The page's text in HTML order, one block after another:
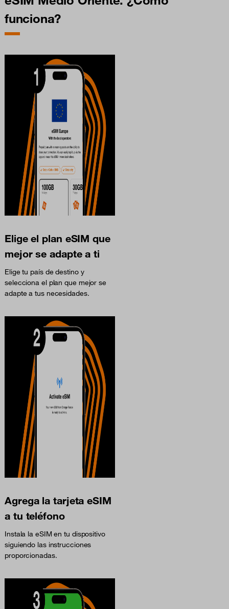
funciona?
Elige el plan eSIM que
mejor se adapte a ti
Elige tu país de destino y
selecciona el plan que mejor se
adapte a tus necesidades.
Agrega la tarjeta eSIM
a tu teléfono
Instala la eSIM en tu dispositivo
siguiendo las instrucciones
proporcionadas.